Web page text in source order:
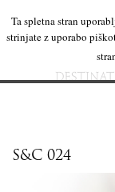
S&C 024
Ta spletna stran
strinjate z uporabo